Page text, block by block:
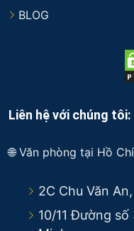
BLOG
Liên hệ với chúng tôi:
🌐 Văn phòng tại Hồ
2C Chu Văn
10/11 Đường số